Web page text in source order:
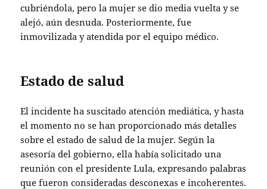
cubriéndola, pero la mujer se dio media vuelta y se
alejó, aún desnuda. Posteriormente, fue
inmovilizada y atendida por el equipo médico.
Estado de salud
El incidente ha suscitado atención mediática, y hasta
el momento no se han proporcionado más detalles
sobre el estado de salud de la mujer. Según la
asesoría del gobierno, ella había solicitado una
reunión con el presidente Lula, expresando palabras
que fueron consideradas desconexas e incoherentes.